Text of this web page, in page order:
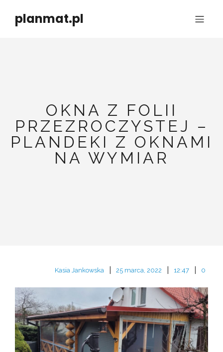
planmat.pl
OKNA Z FOLII
PRZEZROCZYSTEJ –
PLANDEKI Z OKNAMI
NA WYMIAR
Kasia Jankowska 25 marca, 2022 12:47 0